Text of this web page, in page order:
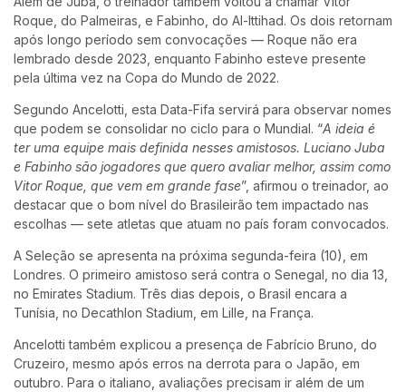
Roque, do Palmeiras, e Fabinho, do Al-Ittihad. Os dois retornam
após longo período sem convocações — Roque não era
lembrado desde 2023, enquanto Fabinho esteve presente
pela última vez na Copa do Mundo de 2022.
Segundo Ancelotti, esta Data-Fifa servirá para observar nomes
que podem se consolidar no ciclo para o Mundial. “A ideia é
ter uma equipe mais definida nesses amistosos. Luciano Juba
e Fabinho são jogadores que quero avaliar melhor, assim como
Vitor Roque, que vem em grande fase”, afirmou o treinador, ao
destacar que o bom nível do Brasileirão tem impactado nas
escolhas — sete atletas que atuam no país foram convocados.
A Seleção se apresenta na próxima segunda-feira (10), em
Londres. O primeiro amistoso será contra o Senegal, no dia 13,
no Emirates Stadium. Três dias depois, o Brasil encara a
Tunísia, no Decathlon Stadium, em Lille, na França.
Ancelotti também explicou a presença de Fabrício Bruno, do
Cruzeiro, mesmo após erros na derrota para o Japão, em
outubro. Para o italiano, avaliações precisam ir além de um